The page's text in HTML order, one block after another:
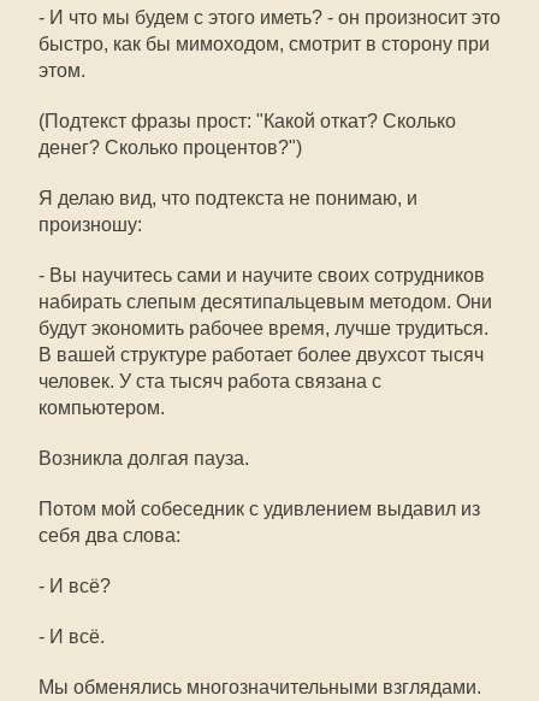
- И что мы будем с этого иметь? - он произносит это
быстро, как бы мимоходом, смотрит в сторону при
этом.
(Подтекст фразы прост: "Какой откат? Сколько
денег? Сколько процентов?")
Я делаю вид, что подтекста не понимаю, и
произношу:
- Вы научитесь сами и научите своих сотрудников
набирать слепым десятипальцевым методом. Они
будут экономить рабочее время, лучше трудиться.
В вашей структуре работает более двухсот тысяч
человек. У ста тысяч работа связана с
компьютером.
Возникла долгая пауза.
Потом мой собеседник с удивлением выдавил из
себя два слова:
- И всё?
- И всё.
Мы обменялись многозначительными взглядами.